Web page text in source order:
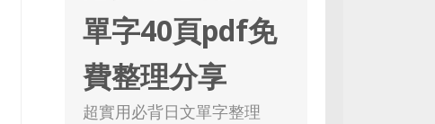
單字40頁pdf免
費整理分享
超實用必背日文單字整理